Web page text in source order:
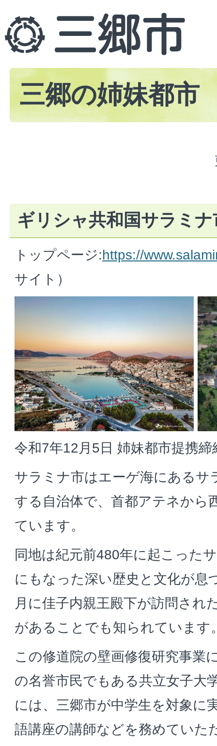
三郷の姉妹都市
ギリシャ共和国サラミナ
トップページ:https://
サイト）
令和7年12月5日 姉妹都市提携締
サラミナ市はエーゲ海にあるサ
する自治体で、首都アテネから
ています。
同地は紀元前480年に起こった
にもなった深い歴史と文化が息
月に佳子内親王殿下が訪問され
があることでも知られています
この修道院の壁画修復研究事業
の名誉市民でもある共立女子大
には、三郷市が中学生を対象に
語講座の講師などを務めていた